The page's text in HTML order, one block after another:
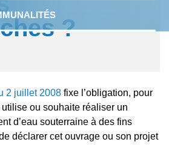
et coordonnées de la mairie
de la population
de Lorris
car
Martin
de 0 à 17 ans
cantine
professionnels de
vos déchets
canines
?
2 juillet 2008 fixe l’obligation, pour
ou souhaite réaliser un
d’eau souterraine à des fins
déclarer cet ouvrage ou son projet